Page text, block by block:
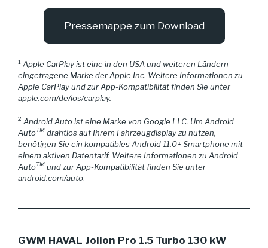
Pressemappe zum Download
1 Apple CarPlay ist eine in den USA und weiteren Ländern
eingetragene Marke der Apple Inc. Weitere Informationen zu
Apple CarPlay und zur App-Kompatibilität finden Sie unter
apple.com/de/ios/carplay.
2 Android Auto ist eine Marke von Google LLC. Um Android
AutoTM drahtlos auf Ihrem Fahrzeugdisplay zu nutzen,
benötigen Sie ein kompatibles Android 11.0+ Smartphone mit
einem aktiven Datentarif. Weitere Informationen zu Android
AutoTM und zur App-Kompatibilität finden Sie unter
android.com/auto.
GWM HAVAL Jolion Pro 1.5 Turbo 130 kW